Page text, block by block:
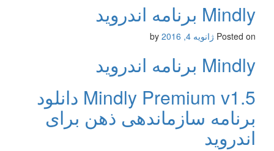
Mindly برنامه اندروید
Posted on ژانویه 4, 2016
Mindly برنامه اندروید
Mindly Premium v1.5 دانلود
برنامه سازماندهی ذهن برای
اندروید